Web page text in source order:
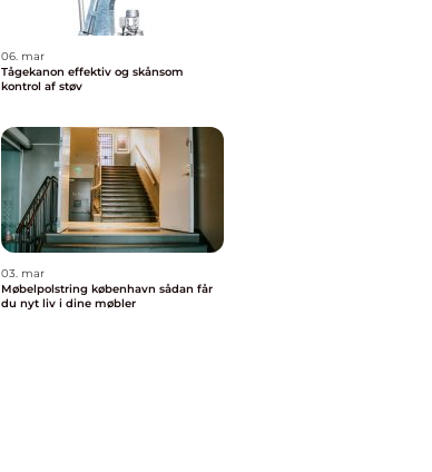
06. mar
Tågekanon effektiv og skånsom
kontrol af støv
03. mar
Møbelpolstring københavn sådan får
du nyt liv i dine møbler